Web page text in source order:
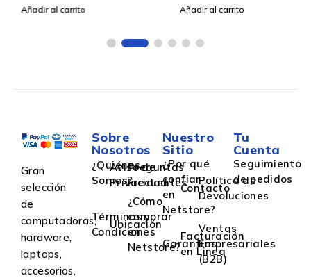
Añadir al carrito Añadir al carrito
Gran
selección
de
computadoras,
hardware,
laptops,
accesorios,
Sobre
Nosotros
¿Quiénes
Somos?
Aviso de
Privacidad
Preguntas
Frecuentes
Términos y
Condiciones
Ubicación
¿Cómo
comprar
en
Netstore?
Nuestro
Sitio
¿Por qué
confiar
en
Netstore?
Contacto
Política de
Devoluciones
Garantías
Facturación
en Linea
Ventas
Empresariales
(B2B)
Tu
Cuenta
Seguimiento
de pedidos